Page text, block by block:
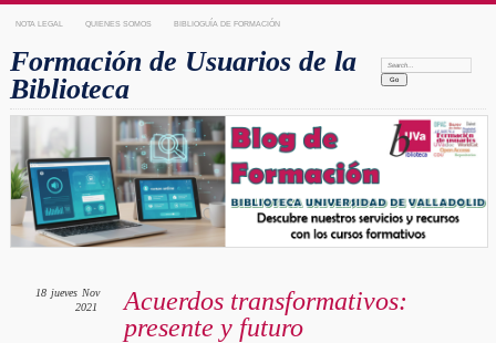
NOTA LEGAL QUIENES SOMOS BIBLIOGUÍA DE FORMACIÓN
Formación de Usuarios de la
Biblioteca
Search:
Acuerdos transformativos:
presente y futuro
18 jueves Nov
2021